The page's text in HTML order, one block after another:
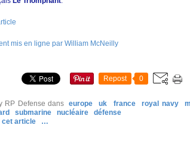
mis en ligne par William McNeilly
Repost 0
RP Defense dans europe uk france royal navy
submarine nucléaire
défense
cet article
…